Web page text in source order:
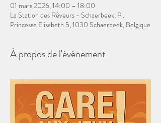
01 mars 2026, 14:00 – 18:00
La Station des Rêveurs - Schaerbeek, Pl.
Princesse Elisabeth 5, 1030 Schaerbeek, Belgique
À propos de l'événement